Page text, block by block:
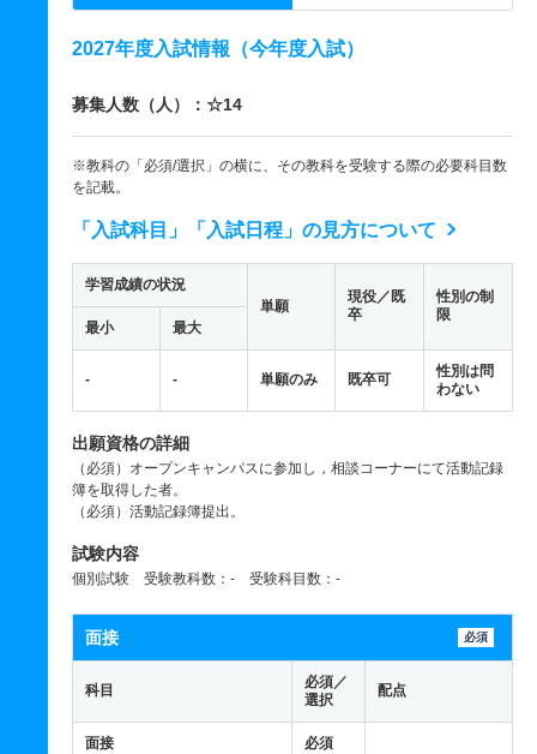
2027年度入試情報（今年度入試）
募集人数（人）：☆14
※教科の「必須/選択」の横に、その教科を受験する際の必要科目数
を記載。
「入試科目」「入試日程」の見方について
学習成績の状況
単願
現役／既
卒
性別の制
限
最小 最大
- - 単願のみ 既卒可
性別は問
わない
出願資格の詳細
（必須）オープンキャンパスに参加し，相談コーナーにて活動記録
簿を取得した者。
（必須）活動記録簿提出。
試験内容
個別試験 受験教科数：- 受験科目数：-
面接 必須
科目
必須／
選択
配点
面接 必須